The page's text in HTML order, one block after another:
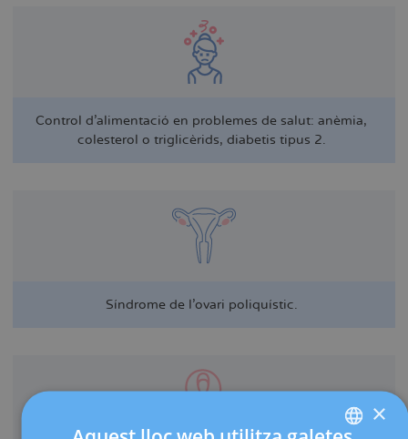
Control d'alimentació en problemes de salut: anèmia,
colesterol o triglicèrids, diabetis tipus 2.
Síndrome de l'ovari poliquístic.
×